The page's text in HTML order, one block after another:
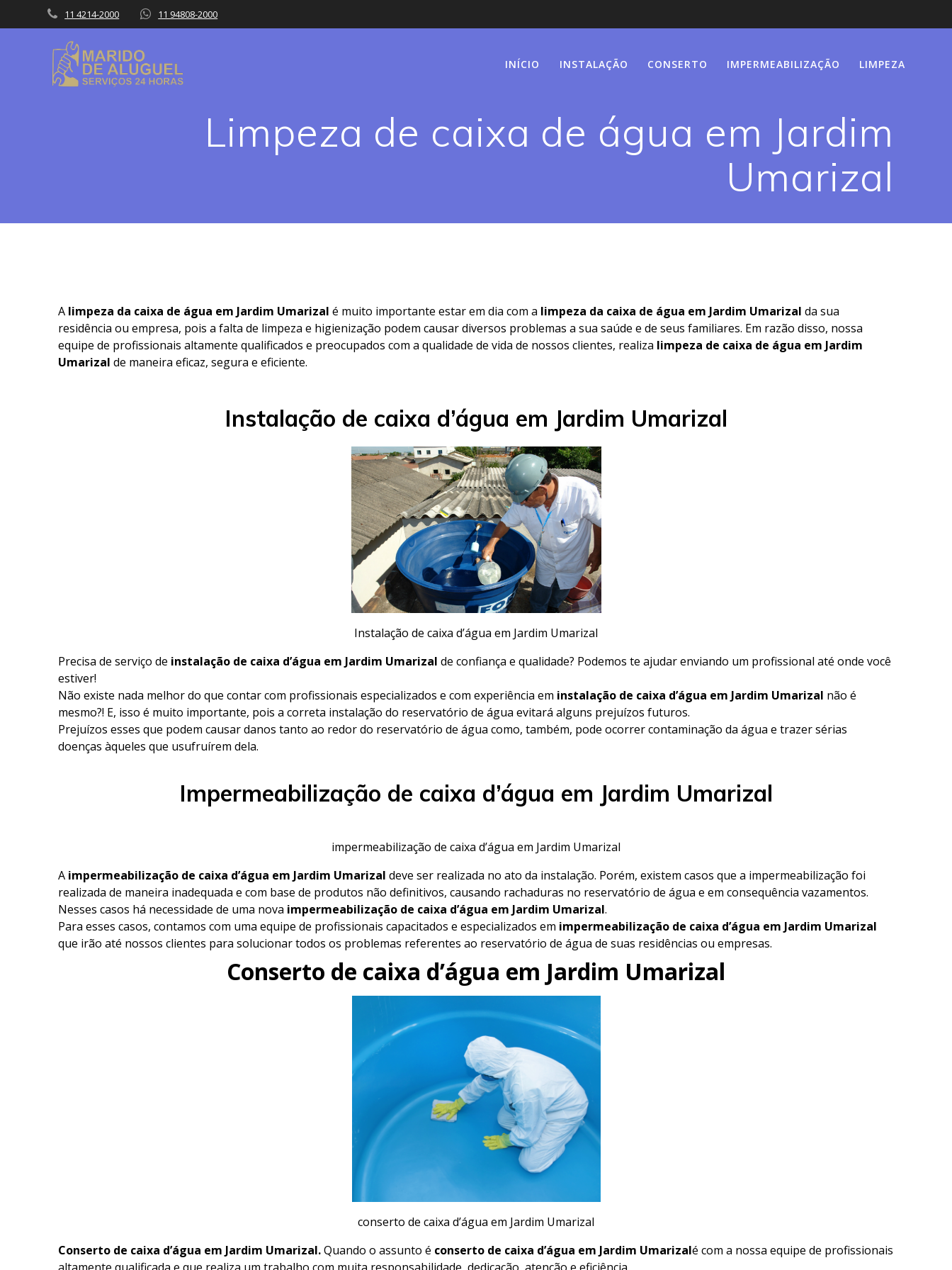
to
11 4214-2000 11 94808-2000
INÍCIO INSTALAÇÃO CONSERTO IMPERMEABILIZAÇÃO LIMPEZA
Limpeza de caixa de água em Jardim
Umarizal
A limpeza da caixa de água em Jardim Umarizalé muito importante estar em dia com a limpeza da caixa de água em Jardim Umarizalda sua
residência ou empresa, pois a falta de limpeza e higienização podem causar diversos problemas a sua saúde e de seus familiares. Em razão disso, nossa
equipe de profissionais altamente qualificados e preocupados com a qualidade de vida de nossos clientes, realiza limpeza de caixa de água em Jardim
Umarizalde maneira eficaz, segura e eficiente.
Instalação de caixa d’água em Jardim Umarizal
Instalação de caixa d’água em Jardim Umarizal
Precisa de serviço de instalação de caixa d’água em Jardim Umarizalde confiança e qualidade? Podemos te ajudar enviando um profissional até onde você
estiver!
Não existe nada melhor do que contar com profissionais especializados e com experiência em instalação de caixa d’água em Jardim Umarizal não é
mesmo?! E, isso é muito importante, pois a correta instalação do reservatório de água evitará alguns prejuízos futuros.
Prejuízos esses que podem causar danos tanto ao redor do reservatório de água como, também, pode ocorrer contaminação da água e trazer sérias
doenças àqueles que usufruírem dela.
Impermeabilização de caixa d’água em Jardim Umarizal
impermeabilização de caixa d’água em Jardim Umarizal
A impermeabilização de caixa d’água em Jardim Umarizaldeve ser realizada no ato da instalação. Porém, existem casos que a impermeabilização foi
realizada de maneira inadequada e com base de produtos não definitivos, causando rachaduras no reservatório de água e em consequência vazamentos.
Nesses casos há necessidade de uma nova impermeabilização de caixa d’água em Jardim Umarizal.
Para esses casos, contamos com uma equipe de profissionais capacitados e especializados em impermeabilização de caixa d’água em Jardim Umarizal
que irão até nossos clientes para solucionar todos os problemas referentes ao reservatório de água de suas residências ou empresas.
Conserto de caixa d’água em Jardim Umarizal
conserto de caixa d’água em Jardim Umarizal
Conserto de caixa d’água em Jardim Umarizal.Quando o assunto é conserto de caixa d’água em Jardim Umarizalé com a nossa equipe de profissionais